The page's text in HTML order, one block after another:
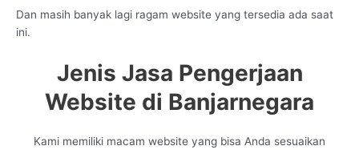
Dan masih banyak lagi ragam website yang tersedia ada saat
ini.
Jenis Jasa Pengerjaan
Website di Banjarnegara
Kami memiliki macam website yang bisa Anda sesuaikan